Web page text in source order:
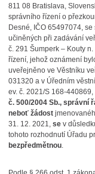
811 08 Bratislava,
správního řízení o
Desné, IČO 65497074,
učiněných při zadávání
č. 291 Šumperk – Kouty
řízení, jehož oznámení
uveřejněno ve Věstníku
031320 a v Úředním
ev. č. 2021/S 168-440869,
č. 500/2004 Sb., správní
neboť žádost
31. 12. 2021, sev
tohoto rozhodnutí Úřadu
bezpředmětnou.